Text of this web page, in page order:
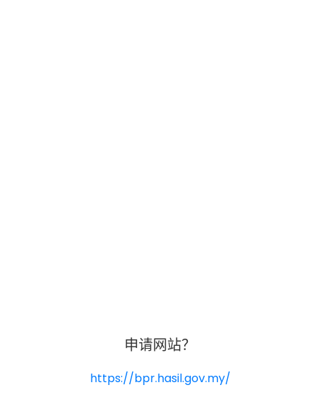
申请网站？
https://bpr.hasil.gov.my/